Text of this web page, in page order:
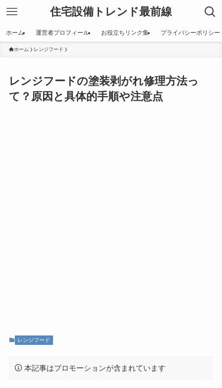
住宅設備トレンド最前線
ホーム 運営者プロフィール お役立ちリンク集 プライバシーポリシー
ホーム レンジフード
レンジフードの塗装剥がれ修理方法っ
て？原因と具体的手順や注意点
レンジフード
本記事はプロモーションが含まれています